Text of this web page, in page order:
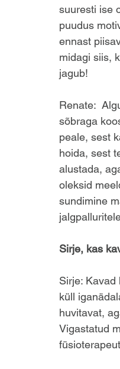
suuresti ise
puudus
ennast
midagi siis,
jagub!
Renate:
sõbraga
peale, sest
hoida, sest
alustada,
oleksid
sundimine
Sirje, kas
Sirje:
küll
huvitavat,
Vigastatud